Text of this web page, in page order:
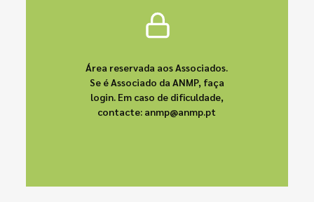
Área reservada aos Associados.
Se é Associado da ANMP, faça
login. Em caso de dificuldade,
contacte: anmp@anmp.pt